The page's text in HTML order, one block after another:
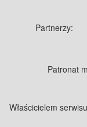
Partnerzy:
Patronat
Właścicielem